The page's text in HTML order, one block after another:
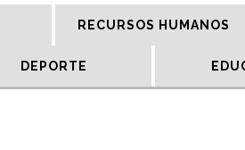
RECURSOS HUMANOS
DEPORTE